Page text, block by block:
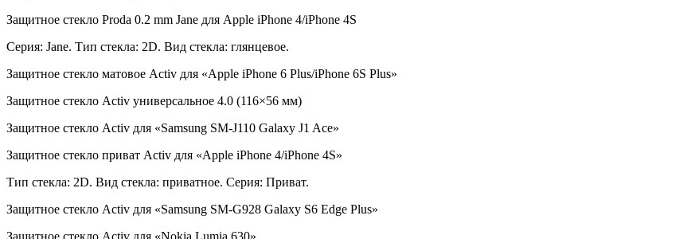
Защитное стекло Proda 0.2 mm Jane для Apple iPhone 4/iPhone 4S
Серия: Jane. Тип стекла: 2D. Вид стекла: глянцевое.
Защитное стекло матовое Activ для «Apple iPhone 6 Plus/iPhone 6S Plus»
Защитное стекло Activ универсальное 4.0 (116×56 мм)
Защитное стекло Activ для «Samsung SM-J110 Galaxy J1 Ace»
Защитное стекло приват Activ для «Apple iPhone 4/iPhone 4S»
Тип стекла: 2D. Вид стекла: приватное. Серия: Приват.
Защитное стекло Activ для «Samsung SM-G928 Galaxy S6 Edge Plus»
Защитное стекло Activ для «Nokia Lumia 630»